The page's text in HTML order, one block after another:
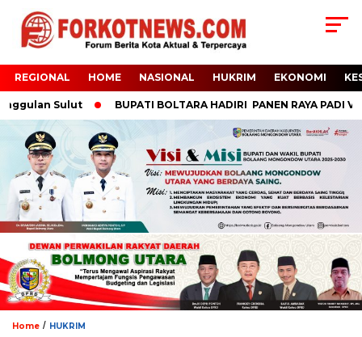
REGIONAL HOME NASIONAL HUKRIM EKONOMI
Sulut BUPATI BOLTARA HADIRI PANEN RAYA PADI
Home / HUKRIM